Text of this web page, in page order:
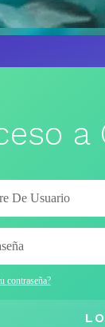
a
contraseña?